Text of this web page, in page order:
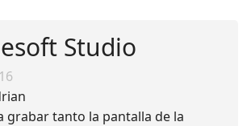
Studio
grabar tanto la pantalla de la